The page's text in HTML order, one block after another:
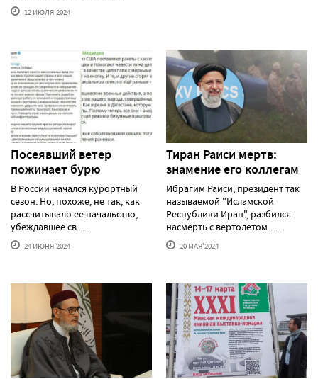
12 ИЮЛЯ'2024
Посеявший ветер
пожинает бурю
В России начался курортный
сезон. Но, похоже, не так, как
рассчитывало ее начальство,
убеждавшее св......
24 ИЮНЯ'2024
Тиран Раиси мертв:
знамение его коллегам
Ибрагим Раиси, президент так
называемой "Исламской
Республики Иран", разбился
насмерть с вертолетом......
20 МАЯ'2024